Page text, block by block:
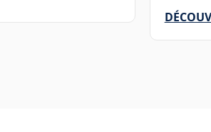
dans